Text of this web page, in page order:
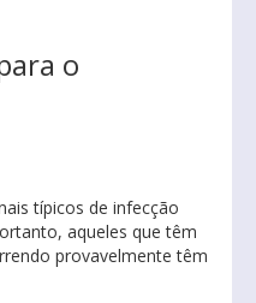
o
típicos de infecção
aqueles que têm
provavelmente têm